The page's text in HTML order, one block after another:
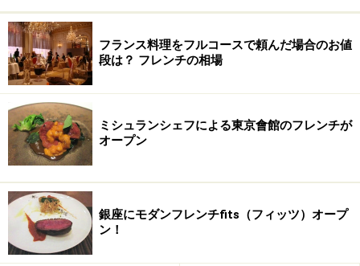
フランス料理をフルコースで頼んだ場合のお値
段は？ フレンチの相場
ミシュランシェフによる東京會館のフレンチが
オープン
銀座にモダンフレンチfits（フィッツ）オープ
ン！